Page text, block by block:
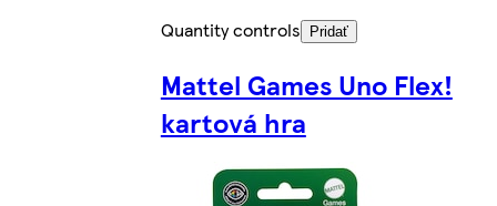
Quantity controls
Pridať
Mattel Games Uno Flex!
kartová hra